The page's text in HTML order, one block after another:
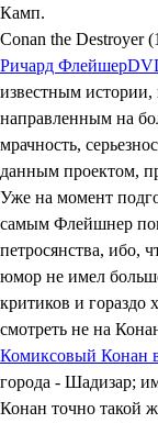
Камп.
Conan the Destroyer
Ричард Флейшер
известным истории,
направленным на
мрачность,
данным проектом,
Уже на момент
самым Флейшнер
петросянства, ибо,
юмор не имел
критиков и гораздо
смотреть не на
Комиксовый Конан
города - Шадизар;
Конан точно такой